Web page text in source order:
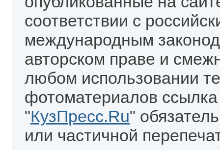
соответствии с
международным
авторском праве и
любом использовании
фотоматериалов
"КузПресс.Ru"
или частичной